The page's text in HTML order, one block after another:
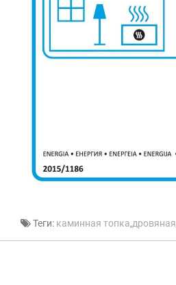
Теги: каминная топка,дровяная